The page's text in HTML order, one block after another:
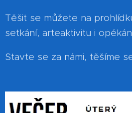
Těšit se můžete na
setkání, arteaktivitu i
Stavte se za námi, těšíme